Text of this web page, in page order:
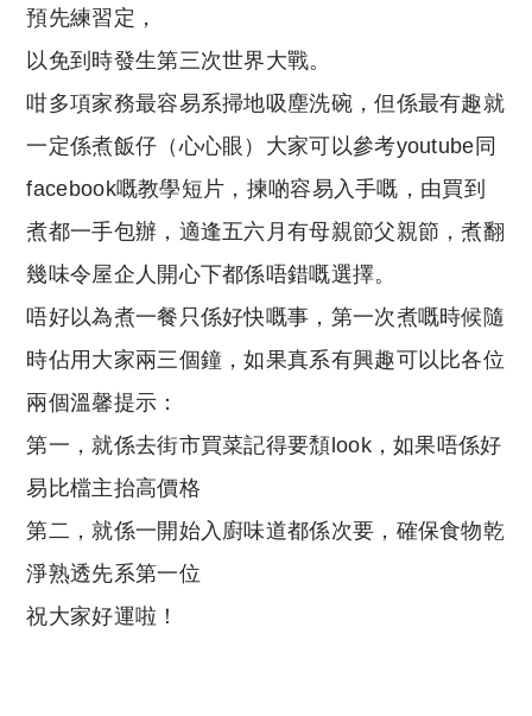
預先練習定，
以免到時發生第三次世界大戰。
咁多項家務最容易系掃地吸塵洗碗，但係最有趣就
一定係煮飯仔（心心眼）大家可以參考youtube同
facebook嘅教學短片，揀啲容易入手嘅，由買到
煮都一手包辦，適逢五六月有母親節父親節，煮翻
幾味令屋企人開心下都係唔錯嘅選擇。
唔好以為煮一餐只係好快嘅事，第一次煮嘅時候隨
時佔用大家兩三個鐘，如果真系有興趣可以比各位
兩個溫馨提示：
第一，就係去街市買菜記得要頹look，如果唔係好
易比檔主抬高價格
第二，就係一開始入廚味道都係次要，確保食物乾
淨熟透先系第一位
祝大家好運啦！